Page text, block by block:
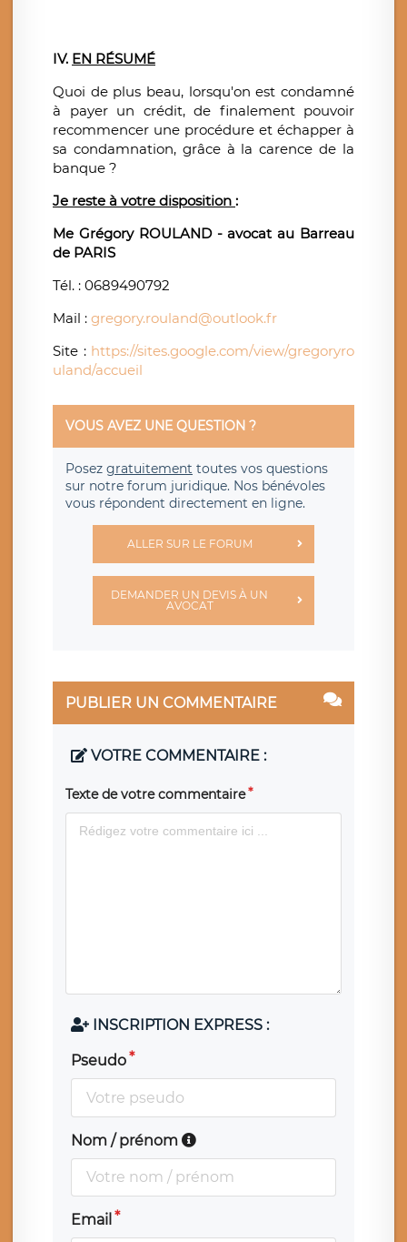
IV. EN RÉSUMÉ
Quoi de plus beau, lorsqu'on est condamné
à payer un crédit, de finalement pouvoir
recommencer une procédure et échapper à
sa condamnation, grâce à la carence de la
banque ?
Je reste à votre disposition :
Me Grégory ROULAND - avocat au Barreau
de PARIS
Tél. : 0689490792
Mail : gregory.rouland@outlook.fr
Site : https://sites.google.com/view/gregoryro
uland/accueil
VOUS AVEZ UNE QUESTION ?
Posez gratuitement toutes vos questions
sur notre forum juridique. Nos bénévoles
vous répondent directement en ligne.
ALLER SUR LE FORUM
DEMANDER UN DEVIS À UN
AVOCAT
PUBLIER UN COMMENTAIRE
VOTRE COMMENTAIRE :
Texte de votre commentaire
INSCRIPTION EXPRESS :
Pseudo
Nom / prénom
Email